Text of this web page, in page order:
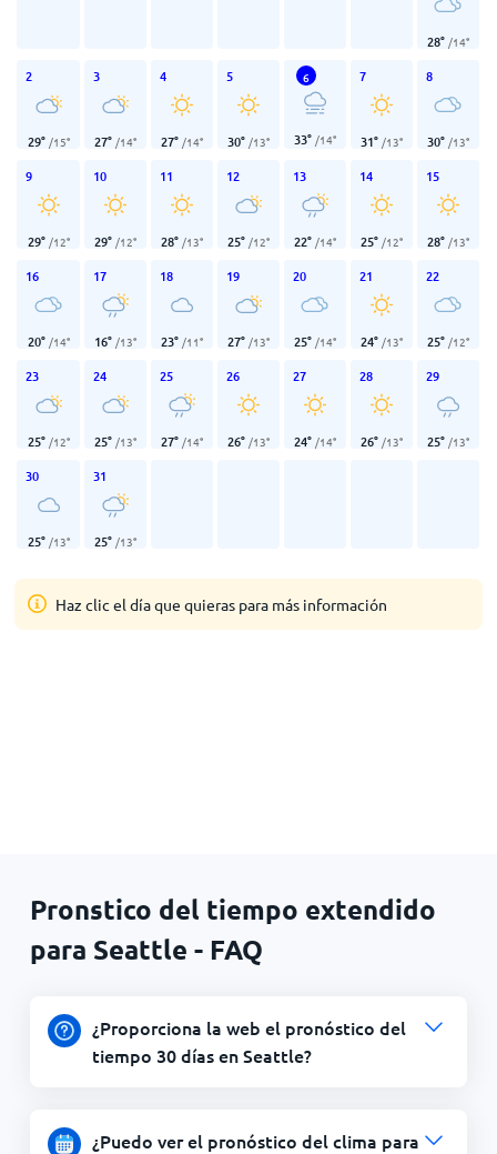
28° /14°
2
29° /15°
3
27° /14°
4
27° /14°
5
30° /13°
6
33° /14°
7
31° /13°
8
30° /13°
9
29° /12°
10
29° /12°
11
28° /13°
12
25° /12°
13
22° /14°
14
25° /12°
15
28° /13°
16
20° /14°
17
16° /13°
18
23° /11°
19
27° /13°
20
25° /14°
21
24° /13°
22
25° /12°
23
25° /12°
24
25° /13°
25
27° /14°
26
26° /13°
27
24° /14°
28
26° /13°
29
25° /13°
30
25° /13°
31
25° /13°
Haz clic el día que quieras para más información
Pronstico del tiempo extendido
para Seattle - FAQ
¿Proporciona la web el pronóstico del
tiempo 30 días en Seattle?
¿Puedo ver el pronóstico del clima para